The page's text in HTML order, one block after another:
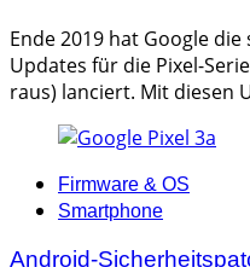
Ende 2019 hat Google
Updates für die Pixel-
raus) lanciert. Mit diesen
Categories
Firmware & OS
Smartphone
Android-